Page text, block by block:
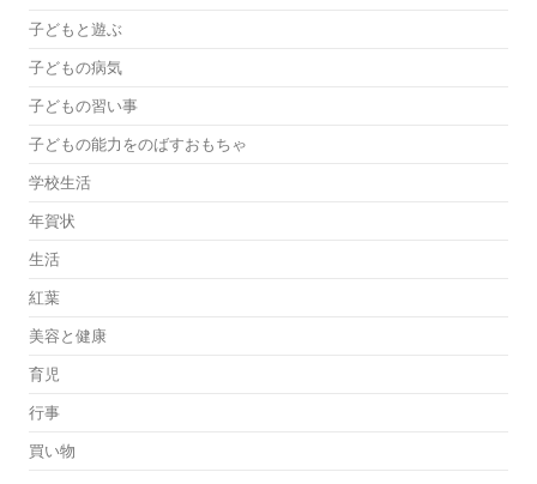
子どもと遊ぶ
子どもの病気
子どもの習い事
子どもの能力をのばすおもちゃ
学校生活
年賀状
生活
紅葉
美容と健康
育児
行事
買い物